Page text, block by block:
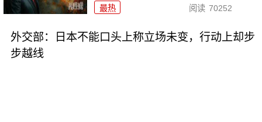
最热 阅读 70252
外交部：日本不能口头上称立场未变，行动上却步
步越线